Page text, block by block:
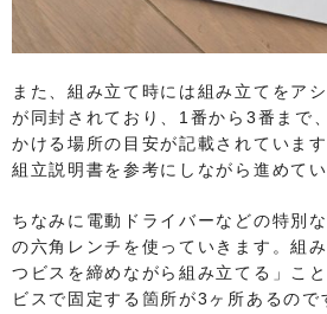
また、組み立て時には組み立てをア
が同封されており、1番から3番まで
かける場所の目安が記載されています
組立説明書を参考にしながら進めてい
ちなみに電動ドライバーなどの特別
の六角レンチを使っていきます。組
つビスを締めながら組み立てる」こと
ビスで固定する箇所が3ヶ所あるの